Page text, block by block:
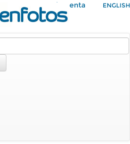
Mi Cuenta ENGLISH